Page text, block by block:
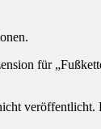
für
veröffentlicht.